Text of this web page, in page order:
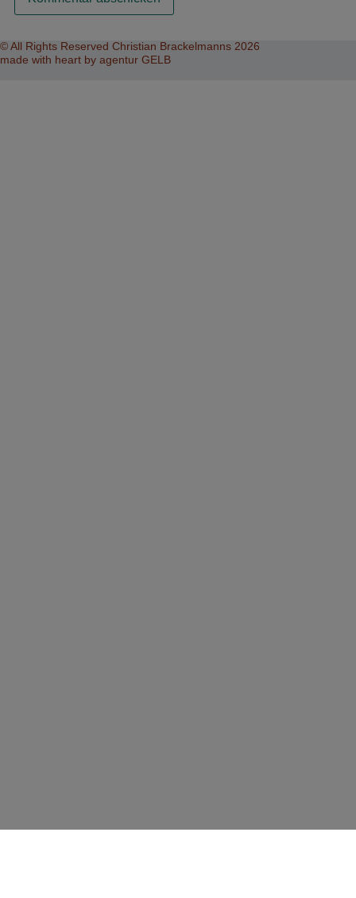
© All Rights Reserved Christian Brackelmanns 2026
made with heart by agentur GELB